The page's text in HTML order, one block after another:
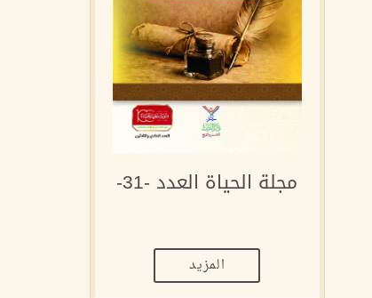
مجلة الحياة العدد -31-
المزيد